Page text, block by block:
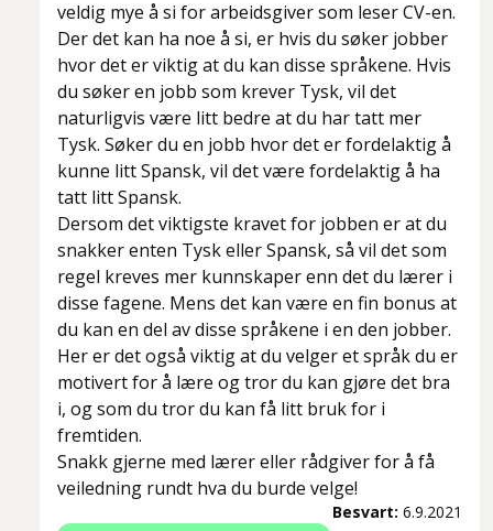
veldig mye å si for arbeidsgiver som leser CV-en.
Der det kan ha noe å si, er hvis du søker jobber
hvor det er viktig at du kan disse språkene. Hvis
du søker en jobb som krever Tysk, vil det
naturligvis være litt bedre at du har tatt mer
Tysk. Søker du en jobb hvor det er fordelaktig å
kunne litt Spansk, vil det være fordelaktig å ha
tatt litt Spansk.
Dersom det viktigste kravet for jobben er at du
snakker enten Tysk eller Spansk, så vil det som
regel kreves mer kunnskaper enn det du lærer i
disse fagene. Mens det kan være en fin bonus at
du kan en del av disse språkene i en den jobber.
Her er det også viktig at du velger et språk du er
motivert for å lære og tror du kan gjøre det bra
i, og som du tror du kan få litt bruk for i
fremtiden.
Snakk gjerne med lærer eller rådgiver for å få
veiledning rundt hva du burde velge!
Besvart: 6.9.2021